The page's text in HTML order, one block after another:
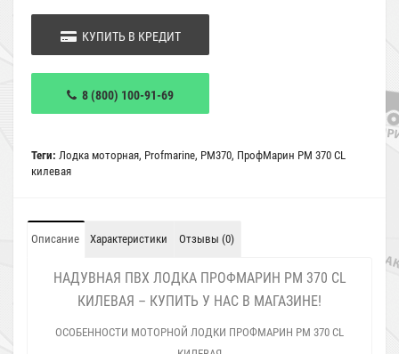
КУПИТЬ В КРЕДИТ
8 (800) 100-91-69
Теги: Лодка моторная, Profmarine, РМ370, ПрофМарин PM 370 CL
килевая
Описание Характеристики Отзывы (0)
НАДУВНАЯ ПВХ ЛОДКА ПРОФМАРИН PM 370 CL
КИЛЕВАЯ – КУПИТЬ У НАС В МАГАЗИНЕ!
ОСОБЕННОСТИ МОТОРНОЙ ЛОДКИ ПРОФМАРИН PM 370 CL